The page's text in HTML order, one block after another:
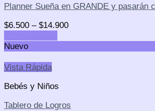
Planner Sueña en GRANDE y pasarán
$6.500 – $14.900
Nuevo
Vista Rápida
Bebés y Niños
Tablero de Logros